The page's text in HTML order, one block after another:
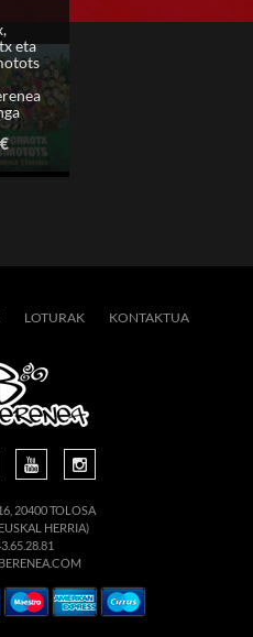
eta
€
LOTURAK KONTAKTUA
20400 TOLOSA
HERRIA)